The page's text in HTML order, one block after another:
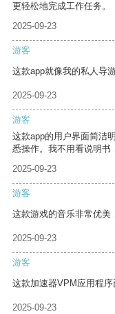
更轻松地完成工作任务。
2025-09-23
游客
这款app就像我的私人导
2025-09-23
游客
这款app的用户界面简洁
悉操作。我不用看说明书
2025-09-23
游客
这款游戏的音乐非常优美
2025-09-23
游客
这款加速器VPM应用程序
2025-09-23